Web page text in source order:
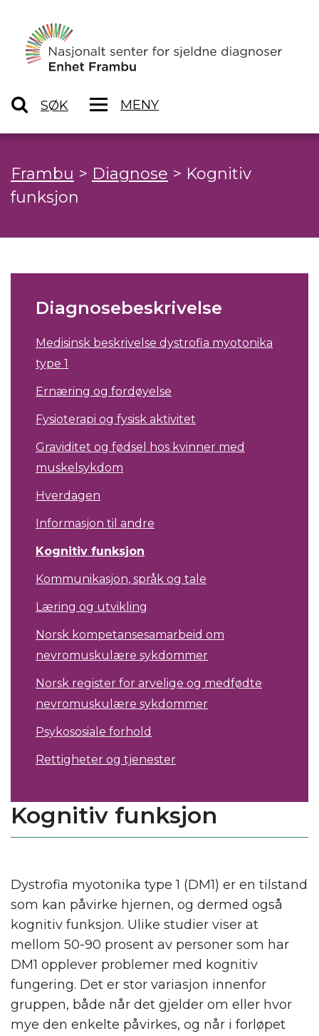
SØK MENY
Frambu > Diagnose > Kognitiv
funksjon
Diagnosebeskrivelse
Medisinsk beskrivelse dystrofia myotonika
type 1
Ernæring og fordøyelse
Fysioterapi og fysisk aktivitet
Graviditet og fødsel hos kvinner med
muskelsykdom
Hverdagen
Informasjon til andre
Kognitiv funksjon
Kommunikasjon, språk og tale
Læring og utvikling
Norsk kompetansesamarbeid om
nevromuskulære sykdommer
Norsk register for arvelige og medfødte
nevromuskulære sykdommer
Psykososiale forhold
Rettigheter og tjenester
Kognitiv funksjon
Dystrofia myotonika type 1 (DM1) er en tilstand
som kan påvirke hjernen, og dermed også
kognitiv funksjon. Ulike studier viser at
mellom 50-90 prosent av personer som har
DM1 opplever problemer med kognitiv
fungering. Det er stor variasjon innenfor
gruppen, både når det gjelder om eller hvor
mye den enkelte påvirkes, og når i forløpet